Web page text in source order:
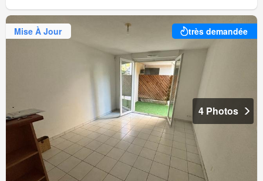
Mise À Jour très demandée
4 Photos